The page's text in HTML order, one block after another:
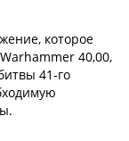
которое
40,00,
41-го